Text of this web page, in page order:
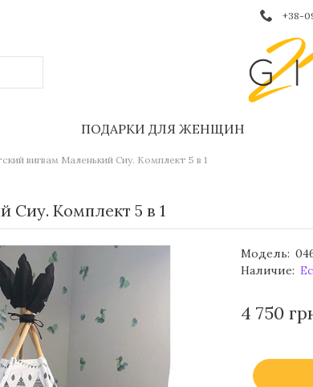
+38-
ПОДАРКИ ДЛЯ ЖЕНЩИН
вигвам Маленький Сиу. Комплект 5 в 1
Сиу. Комплект 5 в 1
Модель:
Наличие:
4 750